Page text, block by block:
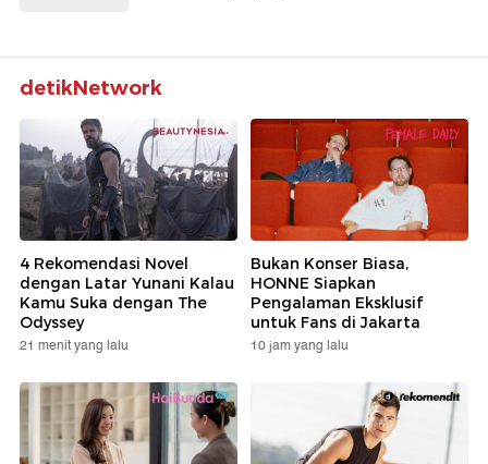
detikNetwork
4 Rekomendasi Novel
dengan Latar Yunani Kalau
Kamu Suka dengan The
Odyssey
21 menit yang lalu
Bukan Konser Biasa,
HONNE Siapkan
Pengalaman Eksklusif
untuk Fans di Jakarta
10 jam yang lalu